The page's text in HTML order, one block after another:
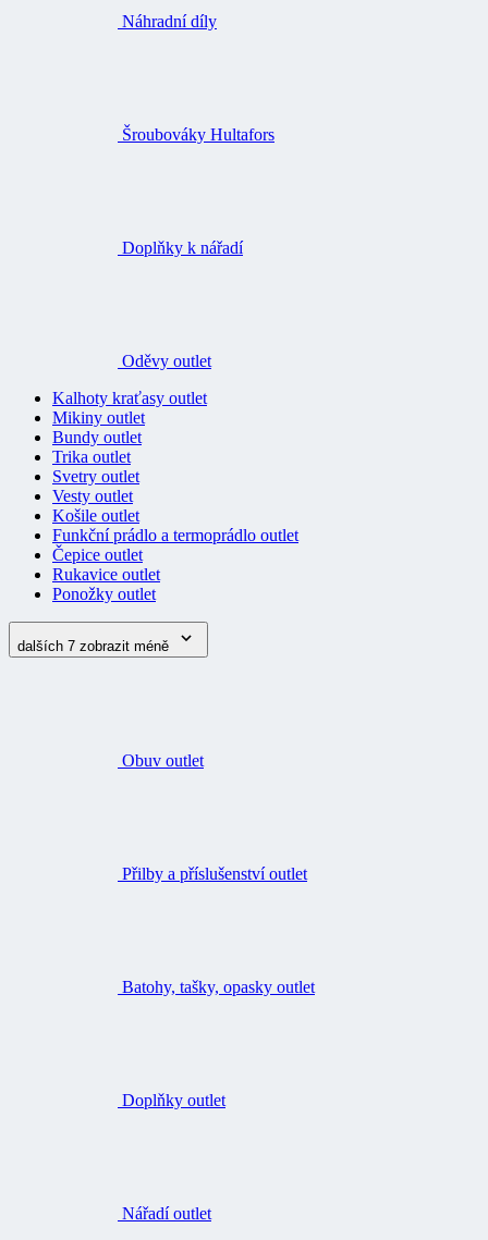
Náhradní díly
Šroubováky Hultafors
Doplňky k nářadí
Oděvy outlet
Kalhoty kraťasy outlet
Mikiny outlet
Bundy outlet
Trika outlet
Svetry outlet
Vesty outlet
Košile outlet
Funkční prádlo a termoprádlo outlet
Čepice outlet
Rukavice outlet
Ponožky outlet
dalších 7 zobrazit méně
Obuv outlet
Přilby a příslušenství outlet
Batohy, tašky, opasky outlet
Doplňky outlet
Nářadí outlet